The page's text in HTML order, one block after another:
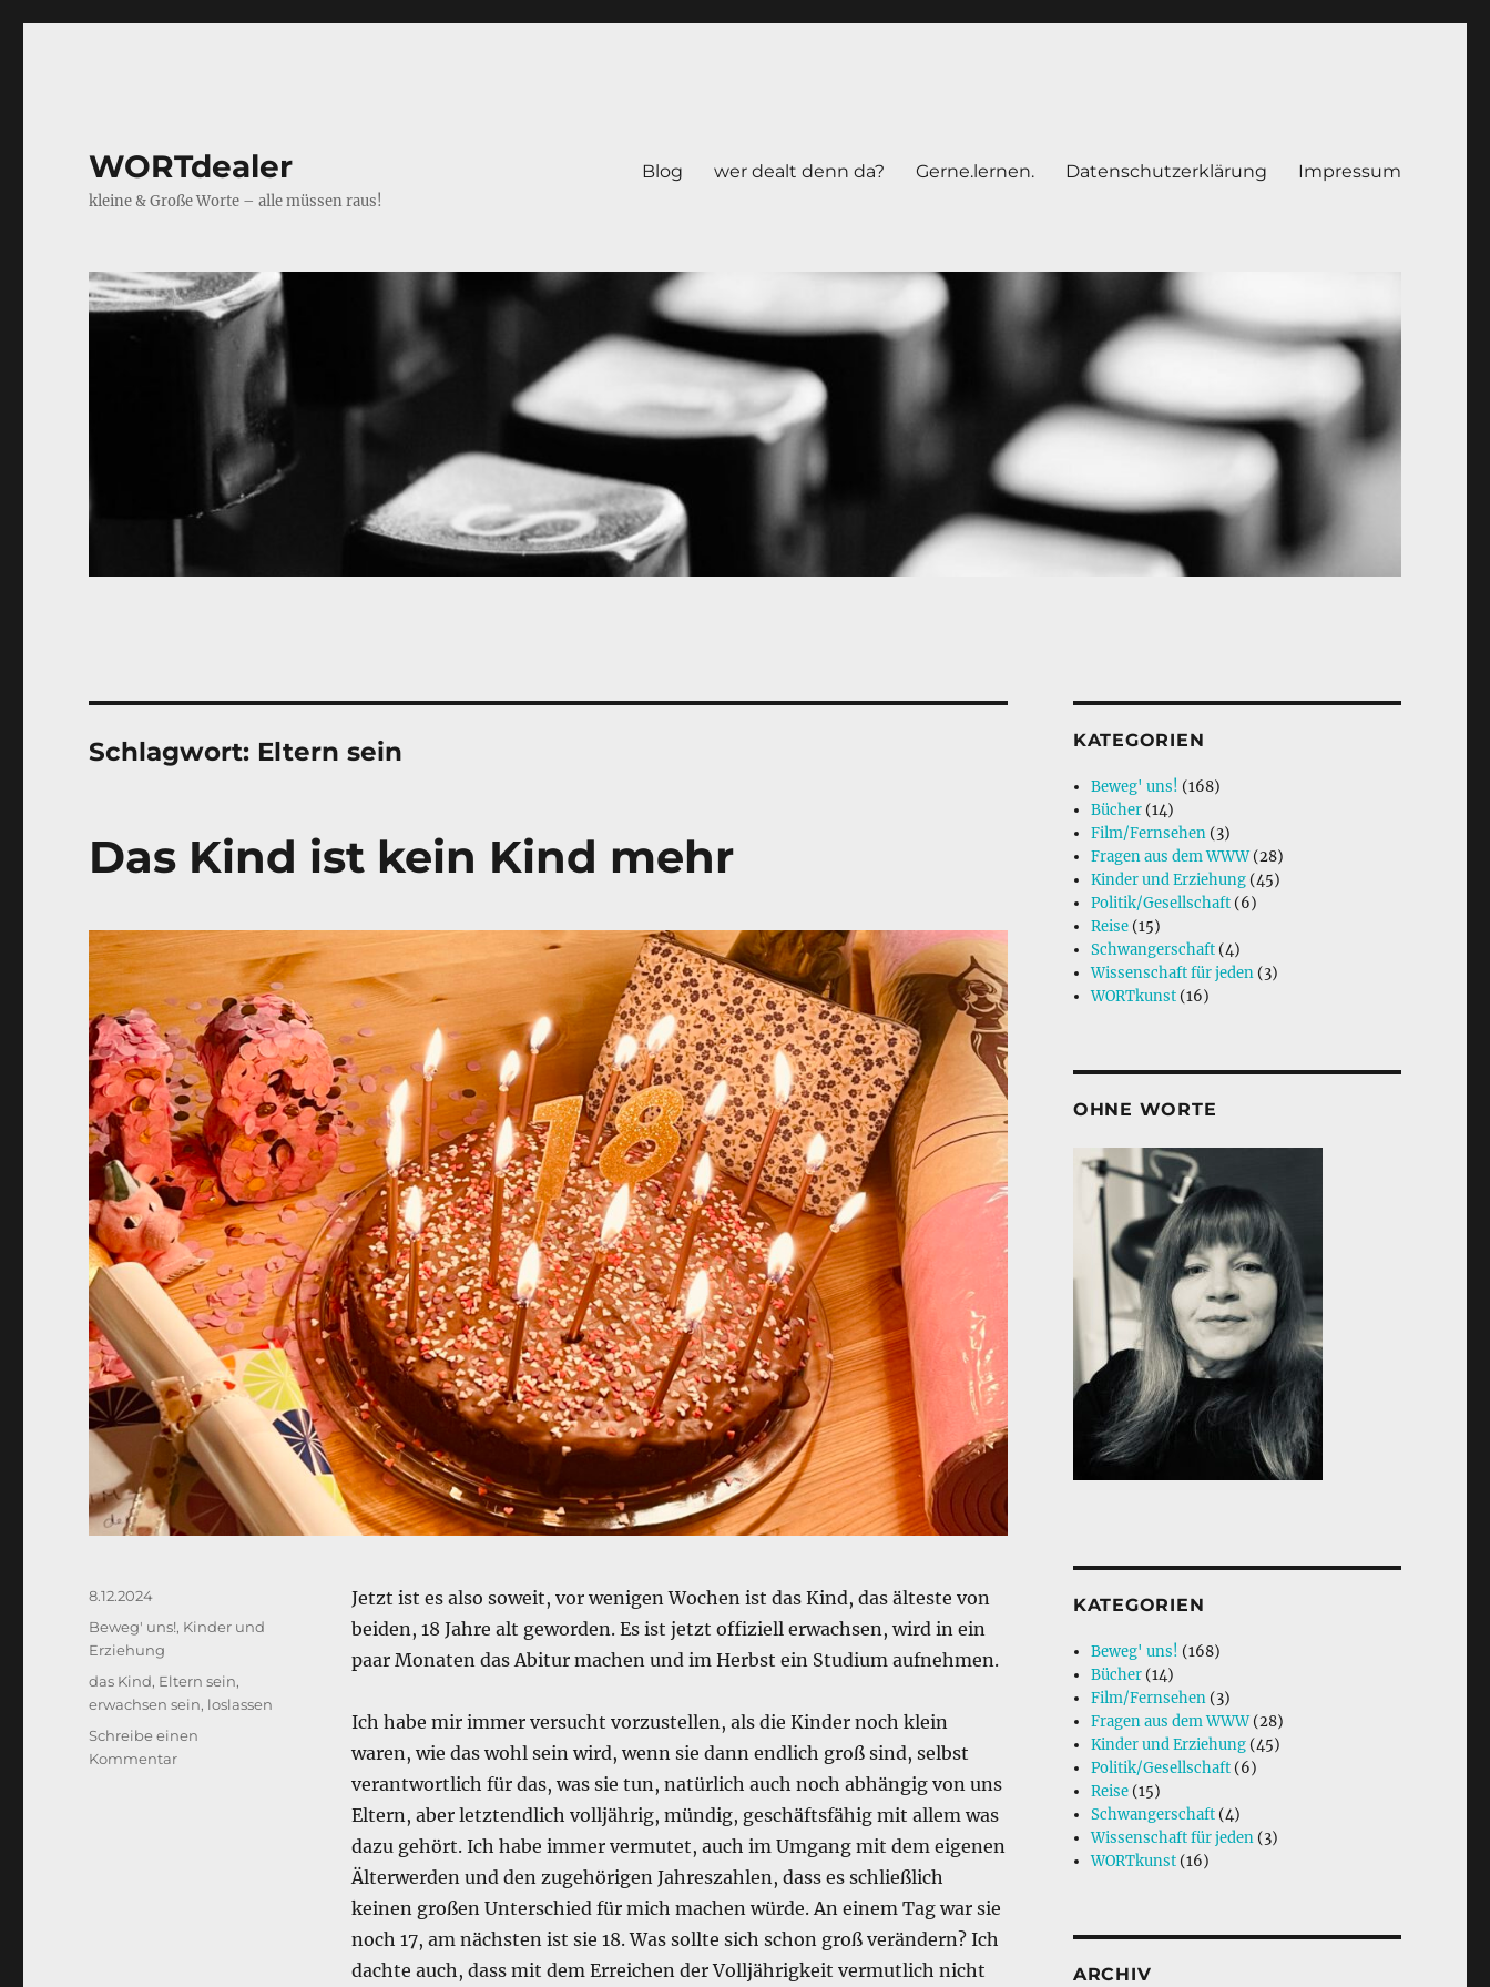
WORTdealer
kleine & Große Worte – alle müssen raus!
Blog wer dealt denn da? Gerne.lernen. Datenschutzerklärung Impressum
Schlagwort: Eltern sein
Das Kind ist kein Kind mehr
Jetzt ist es also soweit, vor wenigen Wochen ist das Kind, das älteste von
beiden, 18 Jahre alt geworden. Es ist jetzt offiziell erwachsen, wird in ein
paar Monaten das Abitur machen und im Herbst ein Studium aufnehmen.
Ich habe mir immer versucht vorzustellen, als die Kinder noch klein
waren, wie das wohl sein wird, wenn sie dann endlich groß sind, selbst
verantwortlich für das, was sie tun, natürlich auch noch abhängig von uns
Eltern, aber letztendlich volljährig, mündig, geschäftsfähig mit allem was
dazu gehört. Ich habe immer vermutet, auch im Umgang mit dem eigenen
Älterwerden und den zugehörigen Jahreszahlen, dass es schließlich
keinen großen Unterschied für mich machen würde. An einem Tag war sie
noch 17, am nächsten ist sie 18. Was sollte sich schon groß verändern? Ich
dachte auch, dass mit dem Erreichen der Volljährigkeit vermutlich nicht
Veröffentlicht
8.12.2024
Kategorien
Beweg' uns!, Kinder und
Erziehung
Schlagwörter
das Kind, Eltern sein,
erwachsen sein, loslassen
Schreibe einen
Kommentarzu
KATEGORIEN
Beweg' uns! (168)
Bücher (14)
Film/Fernsehen (3)
Fragen aus dem WWW(28)
Kinder und Erziehung (45)
Politik/Gesellschaft (6)
Reise (15)
Schwangerschaft (4)
Wissenschaft für jeden (3)
WORTkunst (16)
OHNE WORTE
KATEGORIEN
Beweg' uns! (168)
Bücher (14)
Film/Fernsehen (3)
Fragen aus dem WWW(28)
Kinder und Erziehung (45)
Politik/Gesellschaft (6)
Reise (15)
Schwangerschaft (4)
Wissenschaft für jeden (3)
WORTkunst (16)
ARCHIV